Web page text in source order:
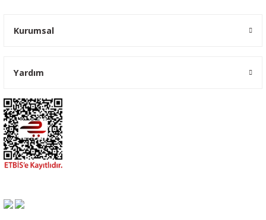
Kurumsal
Yardım